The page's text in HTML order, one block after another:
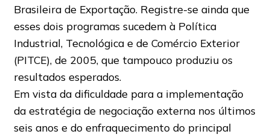
Brasileira de Exportação. Registre-se ainda que
esses dois programas sucedem à Política
Industrial, Tecnológica e de Comércio Exterior
(PITCE), de 2005, que tampouco produziu os
resultados esperados.
Em vista da dificuldade para a implementação
da estratégia de negociação externa nos últimos
seis anos e do enfraquecimento do principal